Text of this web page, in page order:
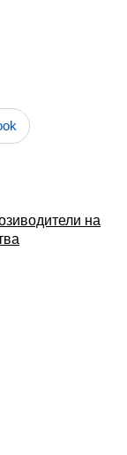
на